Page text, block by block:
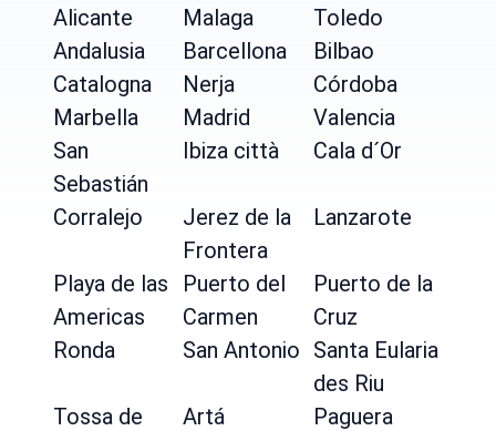
Alicante Malaga
Toledo
Andalusia
Barcellona
Bilbao
Catalogna
Nerja
Córdoba
Marbella
Madrid
Valencia
San
Sebastián
Ibiza città Cala d´Or
Corralejo
Jerez de la
Frontera
Lanzarote
Playa de las
Americas
Puerto del
Carmen
Puerto de la
Cruz
Ronda
San Antonio Santa Eularia
des Riu
Tossa de
Artá Paguera